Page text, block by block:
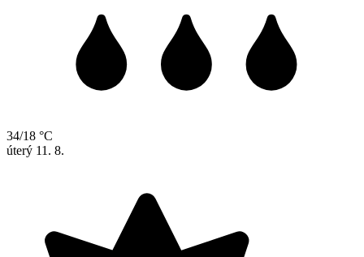
34/18 °C
úterý 11. 8.